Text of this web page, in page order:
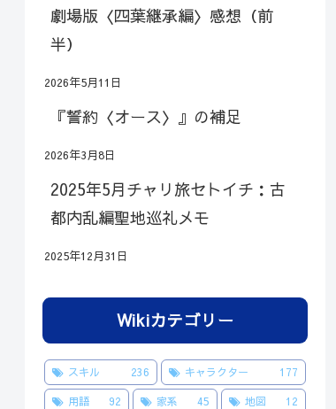
劇場版〈四葉継承編〉感想（前
半）
2026年5月11日
『誓約〈オース〉』の補足
2026年3月8日
2025年5月チャリ旅セトイチ：古
都内乱編聖地巡礼メモ
2025年12月31日
Wikiカテゴリー
スキル 236 キャラクター 177
用語 92 家系 45 地図 12